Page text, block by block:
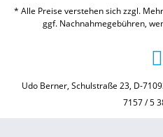
* Alle Preise verstehen sich zzgl.
ggf. Nachnahmegebühren,
Udo Berner, Schulstraße 23, D-
7157 / 5